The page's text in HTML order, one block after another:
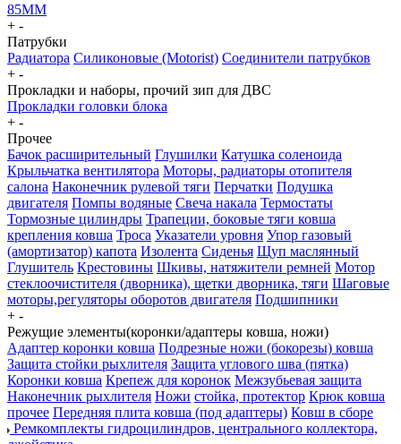
85MM
+ -
Патрубки
Радиатора Силиконовые (Motorist) Соединители патрубков
+ -
Прокладки и наборы, прочий зип для ДВС
Прокладки головки блока
+ -
Прочее
Бачок расширительный Глушилки Катушка соленоида
Крыльчатка вентилятора Моторы, радиаторы отопителя
салона Наконечник рулевой тяги Перчатки Подушка
двигателя Помпы водяные Свеча накала Термостаты
Тормозные цилиндры Трапеции, боковые тяги ковша
крепления ковша Троса Указатели уровня Упор газовый
(амортизатор) капота Изолента Сиденья Щуп маслянный
Глушитель Крестовины Шкивы, натяжители ремней Мотор
стеклоочистителя (дворника), щетки дворника, тяги Шаговые
моторы,регуляторы оборотов двигателя Подшипники
+ -
Режущие элементы(коронки/адаптеры ковша, ножи)
Адаптер коронки ковша Подрезные ножи (бокорезы) ковша
Защита стойки рыхлителя Защита углового шва (пятка)
Коронки ковша Крепеж для коронок Межзубьевая защита
Наконечник рыхлителя Ножи стойка, протектор Крюк ковша
прочее Передняя плита ковша (под адаптеры) Ковш в сборе
Ремкомплекты гидроцилиндров, центрального коллектора,